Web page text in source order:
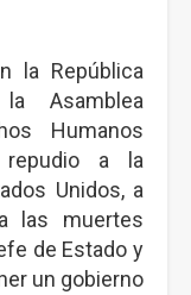
la República
Asamblea
Humanos
a la
Unidos, a
las muertes
de Estado y
un gobierno